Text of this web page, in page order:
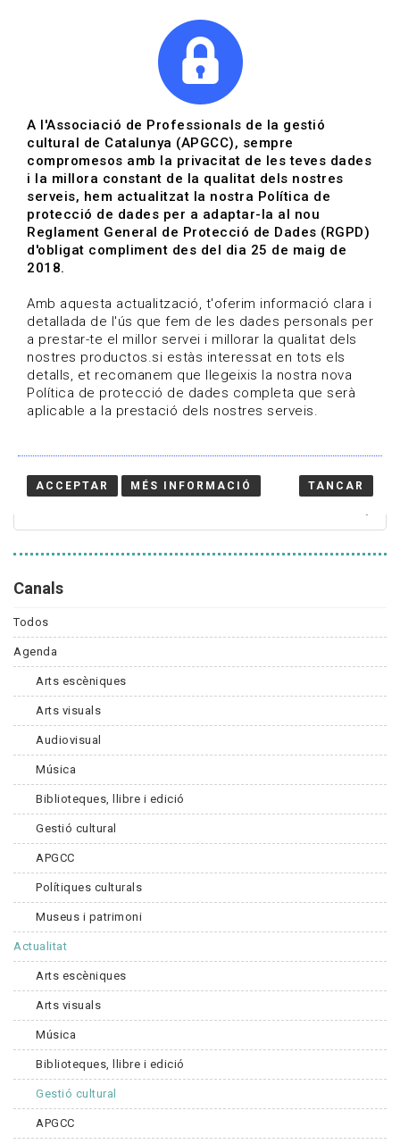
Actualitza't
Vols estar al dia?
HOME / BLOG
Estigues al dia
Convocatòries, activitats i notícies del sector de la
cultura.
Canals
Todos
Agenda
Arts escèniques
Arts visuals
Audiovisual
Música
Biblioteques, llibre i edició
Gestió cultural
APGCC
Polítiques culturals
Museus i patrimoni
Actualitat
Arts escèniques
Arts visuals
Música
Biblioteques, llibre i edició
Gestió cultural
APGCC
A l'Associació de Professionals de la gestió
cultural de Catalunya (APGCC), sempre
compromesos amb la privacitat de les teves dades
i la millora constant de la qualitat dels nostres
serveis, hem actualitzat la nostra Política de
protecció de dades per a adaptar-la al nou
Reglament General de Protecció de Dades (RGPD)
d'obligat compliment des del dia 25 de maig de
2018.
Amb aquesta actualització, t'oferim informació clara i
detallada de l'ús que fem de les dades personals per
a prestar-te el millor servei i millorar la qualitat dels
nostres productos.si estàs interessat en tots els
detalls, et recomanem que llegeixis la nostra nova
Política de protecció de dades completa que serà
aplicable a la prestació dels nostres serveis.
ACCEPTAR MÉS INFORMACIÓ TANCAR